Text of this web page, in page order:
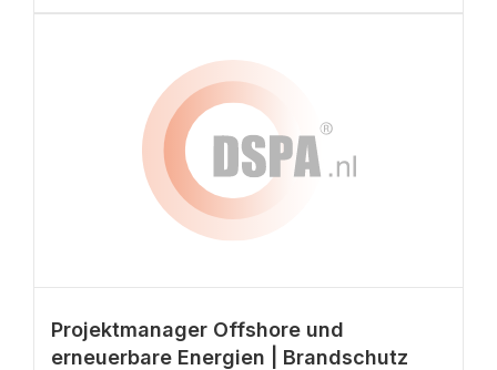
Projektmanager Offshore und
erneuerbare Energien | Brandschutz